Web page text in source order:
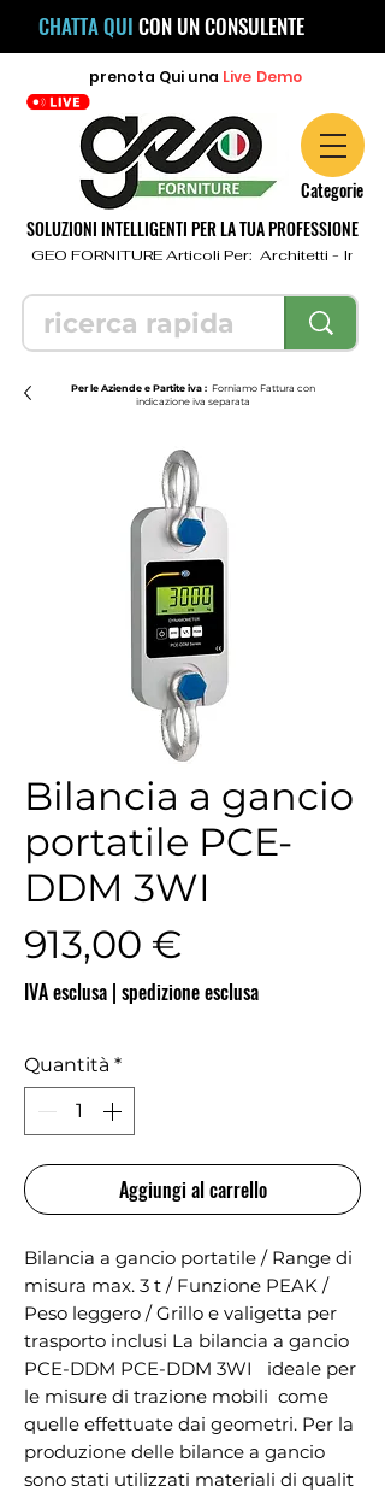
CHATTA QUI CON UN CONSULENTE
prenota Qui una Live Demo
Categorie
SOLUZIONI INTELLIGENTI PER LA TUA PROFESSIONE
GEO FORNITURE Articoli Per:  Architetti -
Per le Aziende e Partite iva : Forniamo Fattura con
indicazione iva separata
Bilancia a gancio
portatile PCE-
DDM 3WI
913,00 €
IVA esclusa | spedizione esclusa
Quantità *
Aggiungi al carrello
Bilancia a gancio portatile / Range di
misura max. 3 t / Funzione PEAK /
Peso leggero / Grillo e valigetta per
trasporto inclusi La bilancia a gancio
PCE-DDM PCE-DDM 3WI   ideale per
le misure di trazione mobili  come
quelle effettuate dai geometri. Per la
produzione delle bilance a gancio
sono stati utilizzati materiali di qualit